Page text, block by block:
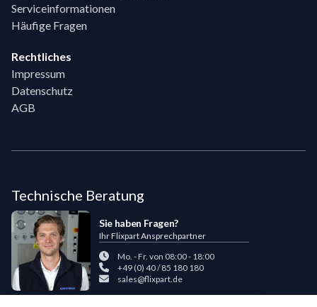
Serviceinformationen
Häufige Fragen
Rechtliches
Impressum
Datenschutz
AGB
Technische Beratung
Sie haben Fragen?
Ihr Flixpart Ansprechpartner
Mo. - Fr. von 08:00 - 18:00
+49 (0) 40 / 85 180 180
sales@flixpart.de